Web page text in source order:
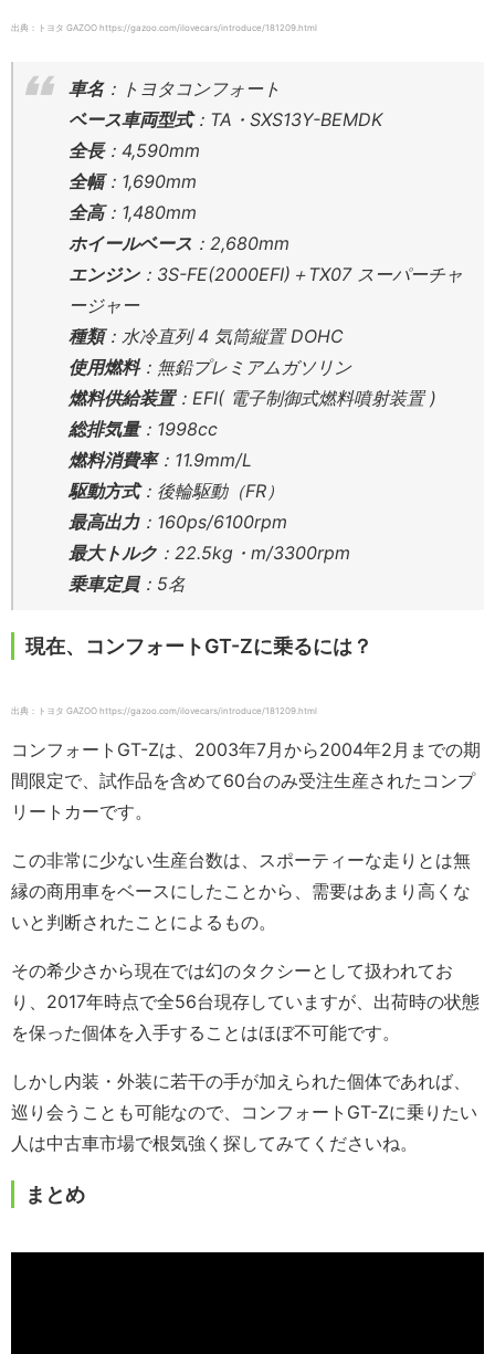
出典：トヨタ GAZOO https://gazoo.com/ilovecars/introduce/181209.html
車名：トヨタコンフォート
ベース車両型式：TA・SXS13Y-BEMDK
全長：4,590mm
全幅：1,690mm
全高：1,480mm
ホイールベース ：2,680mm
エンジン：3S-FE(2000EFI)＋TX07 スーパーチャ
ージャー
種類：水冷直列 4 気筒縦置 DOHC
使用燃料：無鉛プレミアムガソリン
燃料供給装置：EFI( 電子制御式燃料噴射装置 )
総排気量：1998cc
燃料消費率：11.9mm/L
駆動方式：後輪駆動（FR）
最高出力：160ps/6100rpm
最大トルク ：22.5kg・m/3300rpm
乗車定員：5名
現在、コンフォートGT-Zに乗るには？
出典：トヨタ GAZOO https://gazoo.com/ilovecars/introduce/181209.html
コンフォートGT-Zは、2003年7月から2004年2月までの期
間限定で、試作品を含めて60台のみ受注生産されたコンプ
リートカーです。
この非常に少ない生産台数は、スポーティーな走りとは無
縁の商用車をベースにしたことから、需要はあまり高くな
いと判断されたことによるもの。
その希少さから現在では幻のタクシーとして扱われてお
り、2017年時点で全56台現存していますが、出荷時の状態
を保った個体を入手することはほぼ不可能です。
しかし内装・外装に若干の手が加えられた個体であれば、
巡り会うことも可能なので、コンフォートGT-Zに乗りたい
人は中古車市場で根気強く探してみてくださいね。
まとめ